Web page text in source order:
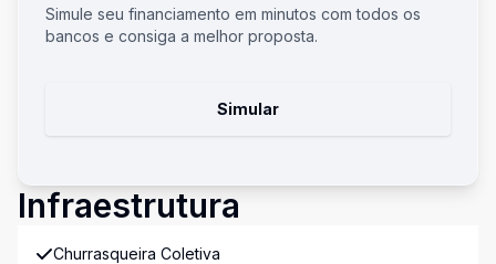
Simule seu financiamento em minutos com todos os
bancos e consiga a melhor proposta.
Simular
Infraestrutura
Churrasqueira Coletiva